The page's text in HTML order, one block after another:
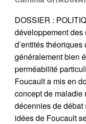
DOSSIER :
développement
d’entités
généralement bien
perméabilité
Foucault a mis en
concept de maladie
décennies de débat
idées de Foucault